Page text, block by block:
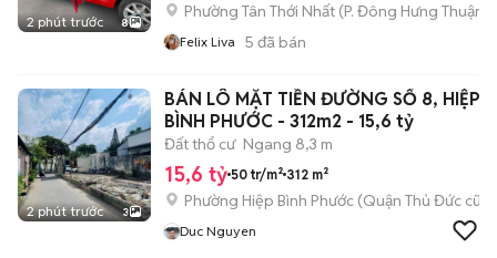
2 phút trước 8
Phường Tân Thới Nhất (P. Đông Hưng Thuận
Felix Liva 5 đã bán
2 phút trước 3
BÁN LÔ MẶT TIỀN ĐƯỜNG SỐ 8, HIỆP
BÌNH PHƯỚC - 312m2 - 15,6 tỷ
Đất thổ cư Ngang 8,3 m
15,6 tỷ 50 tr/m² 312 m²
Phường Hiệp Bình Phước (Quận Thủ Đức cũ)
Duc Nguyen